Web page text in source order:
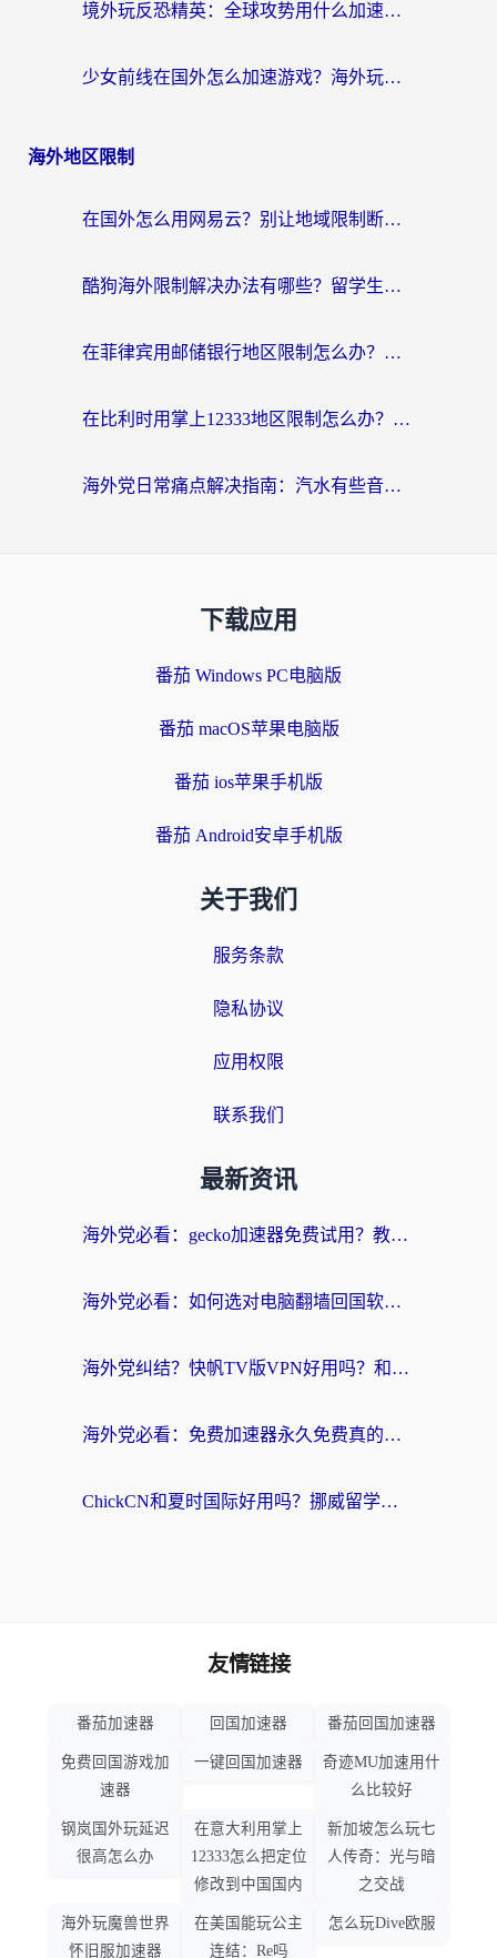
境外玩反恐精英：全球攻势用什么加速器？2026海外玩家亲测实用指南
少女前线在国外怎么加速游戏？海外玩家必看的国服游戏畅玩指南
海外地区限制
在国外怎么用网易云？别让地域限制断了你的中文歌单——附听书社交定位解决方案
酷狗海外限制解决办法有哪些？留学生亲测有效的回国加速指南
在菲律宾用邮储银行地区限制怎么办？海外华人必看的回国加速解决方案
在比利时用掌上12333地区限制怎么办？海外华人亲测有效的回国加速方案
海外党日常痛点解决指南：汽水有些音乐在国外无法播放怎么办？
下载应用
番茄 Windows PC电脑版
番茄 macOS苹果电脑版
番茄 ios苹果手机版
番茄 Android安卓手机版
关于我们
服务条款
隐私协议
应用权限
联系我们
最新资讯
海外党必看：gecko加速器免费试用？教你选对回国加速器，无缝刷国内剧玩游戏
海外党必看：如何选对电脑翻墙回国软件，轻松解锁国内资源？
海外党纠结？快帆TV版VPN好用吗？和扇贝手游VPN对比哪个回国效果更好？
海外党必看：免费加速器永久免费真的存在吗？教你选对回国加速器无缝刷国内资源
ChickCN和夏时国际好用吗？挪威留学生亲测3款回国加速器，附穿梭和加速喵对比指南
友情链接
番茄加速器 回国加速器 番茄回国加速器
免费回国游戏加
速器
一键回国加速器
奇迹MU加速用什
么比较好
钢岚国外玩延迟
很高怎么办
在意大利用掌上
12333怎么把定位
修改到中国国内
新加坡怎么玩七
人传奇：光与暗
之交战
海外玩魔兽世界
怀旧服加速器
在美国能玩公主
连结：Re吗
怎么玩Dive欧服